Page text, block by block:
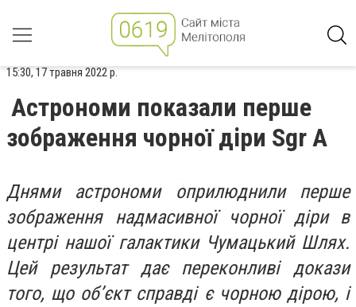
15:30, 17 травня 2022 р.
Астрономи показали перше
зображення чорної діри Sgr A
Днями астрономи оприлюднили перше
зображення надмасивної чорної діри в
центрі нашої галактики Чумацький Шлях.
Цей результат дає переконливі докази
того, що об’єкт справді є чорною дірою, і